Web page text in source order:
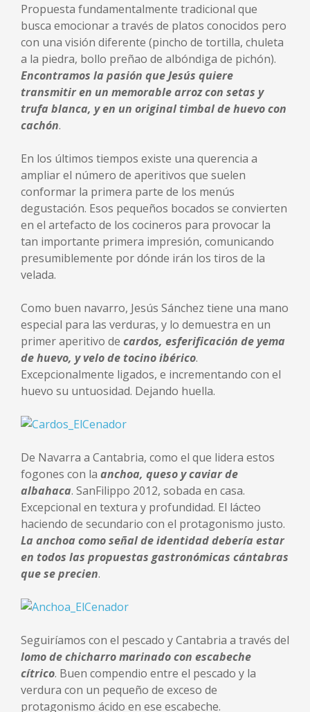
Propuesta fundamentalmente tradicional que
busca emocionar a través de platos conocidos pero
con una visión diferente (pincho de tortilla, chuleta
a la piedra, bollo preñao de albóndiga de pichón).
Encontramos la pasión que Jesús quiere
transmitir en un memorable arroz con setas y
trufa blanca, y en un original timbal de huevo con
cachón.
En los últimos tiempos existe una querencia a
ampliar el número de aperitivos que suelen
conformar la primera parte de los menús
degustación. Esos pequeños bocados se convierten
en el artefacto de los cocineros para provocar la
tan importante primera impresión, comunicando
presumiblemente por dónde irán los tiros de la
velada.
Como buen navarro, Jesús Sánchez tiene una mano
especial para las verduras, y lo demuestra en un
primer aperitivo de cardos, esferificación de yema
de huevo, y velo de tocino ibérico.
Excepcionalmente ligados, e incrementando con el
huevo su untuosidad. Dejando huella.
De Navarra a Cantabria, como el que lidera estos
fogones con la anchoa, queso y caviar de
albahaca. SanFilippo 2012, sobada en casa.
Excepcional en textura y profundidad. El lácteo
haciendo de secundario con el protagonismo justo.
La anchoa como señal de identidad debería estar
en todos las propuestas gastronómicas cántabras
que se precien.
Seguiríamos con el pescado y Cantabria a través del
lomo de chicharro marinado con escabeche
cítrico. Buen compendio entre el pescado y la
verdura con un pequeño de exceso de
protagonismo ácido en ese escabeche.